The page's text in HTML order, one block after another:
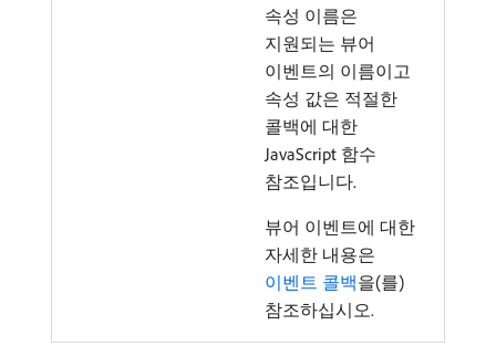
속성 이름은
지원되는 뷰어
이벤트의 이름이고
속성 값은 적절한
콜백에 대한
JavaScript 함수
참조입니다.
뷰어 이벤트에 대한
자세한 내용은
이벤트 콜백을(를)
참조하십시오.